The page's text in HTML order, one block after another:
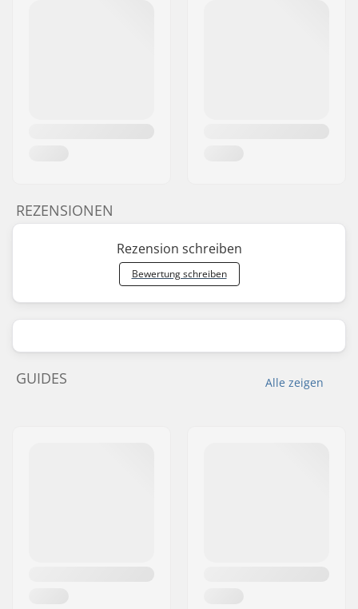
REZENSIONEN
Rezension schreiben
Bewertung schreiben
Alle zeigen
GUIDES